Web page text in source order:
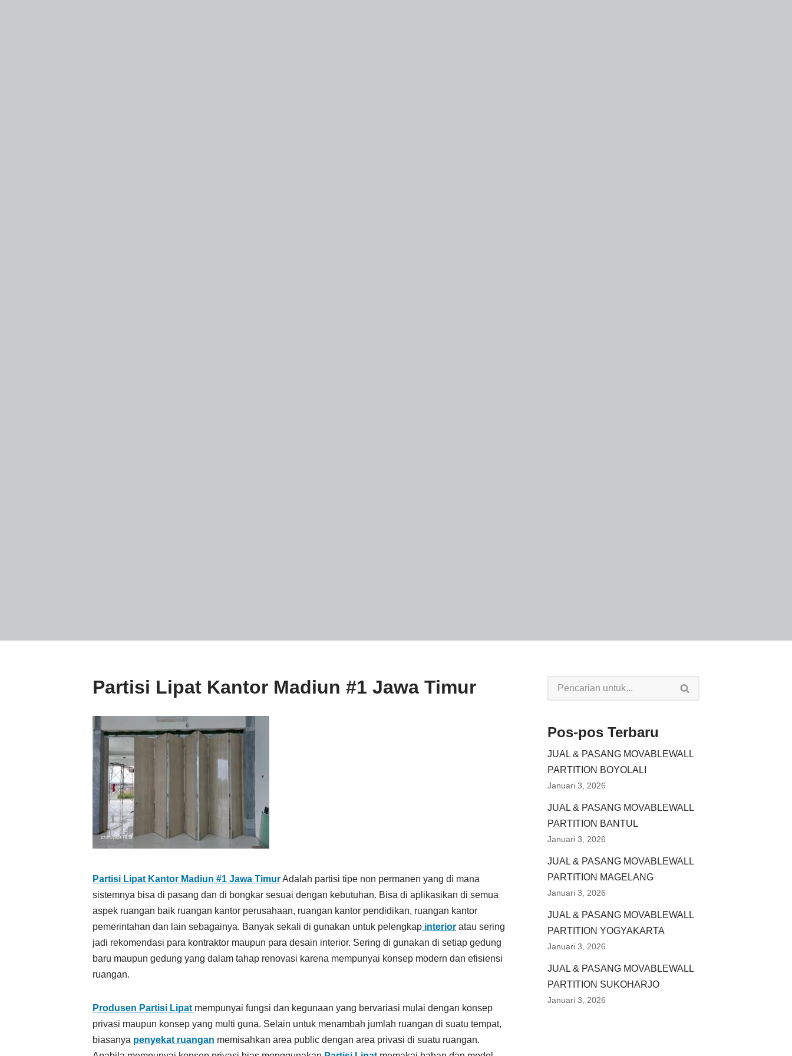
Partisi Lipat Kantor Madiun #1 Jawa Timur
Partisi Lipat Kantor Madiun #1 Jawa TimurAdalah partisi tipe non permanen yang di mana
sistemnya bisa di pasang dan di bongkar sesuai dengan kebutuhan. Bisa di aplikasikan di semua
aspek ruangan baik ruangan kantor perusahaan, ruangan kantor pendidikan, ruangan kantor
pemerintahan dan lain sebagainya. Banyak sekali di gunakan untuk pelengkap interior atau sering
jadi rekomendasi para kontraktor maupun para desain interior. Sering di gunakan di setiap gedung
baru maupun gedung yang dalam tahap renovasi karena mempunyai konsep modern dan efisiensi
ruangan.
Produsen Partisi Lipat mempunyai fungsi dan kegunaan yang bervariasi mulai dengan konsep
privasi maupun konsep yang multi guna. Selain untuk menambah jumlah ruangan di suatu tempat,
biasanya penyekat ruangan memisahkan area public dengan area privasi di suatu ruangan.
Pos-pos Terbaru
JUAL & PASANG MOVABLEWALL
PARTITION BOYOLALI
Januari 3, 2026
JUAL & PASANG MOVABLEWALL
PARTITION BANTUL
Januari 3, 2026
JUAL & PASANG MOVABLEWALL
PARTITION MAGELANG
Januari 3, 2026
JUAL & PASANG MOVABLEWALL
PARTITION YOGYAKARTA
Januari 3, 2026
JUAL & PASANG MOVABLEWALL
PARTITION SUKOHARJO
Januari 3, 2026